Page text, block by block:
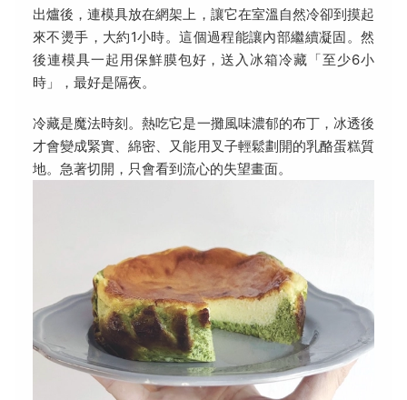
出爐後，連模具放在網架上，讓它在室溫自然冷卻到摸起
來不燙手，大約1小時。這個過程能讓內部繼續凝固。然
後連模具一起用保鮮膜包好，送入冰箱冷藏「至少6小
時」，最好是隔夜。
冷藏是魔法時刻。熱吃它是一攤風味濃郁的布丁，冰透後
才會變成緊實、綿密、又能用叉子輕鬆劃開的乳酪蛋糕質
地。急著切開，只會看到流心的失望畫面。